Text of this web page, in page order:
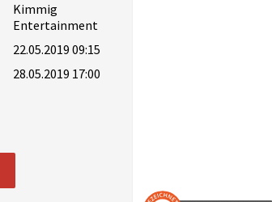
Kimmig
Entertainment
22.05.2019 09:15
28.05.2019 17:00